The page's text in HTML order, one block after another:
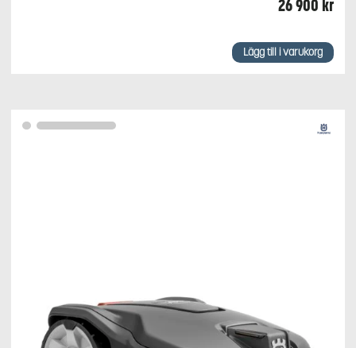
26 900 kr
Lägg till i varukorg